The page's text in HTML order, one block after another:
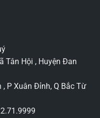
Tân Hội , Huyện Đan
P Xuân Đỉnh, Q Bắc Từ